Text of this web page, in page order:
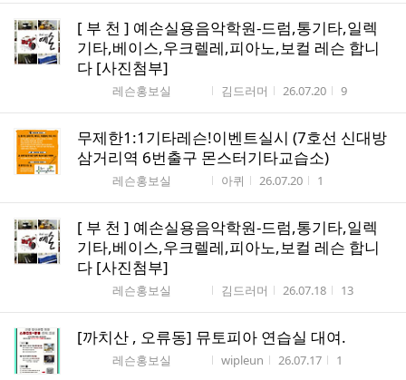
[ 부 천 ] 예손실용음악학원-드럼,통기타,일렉
기타,베이스,우크렐레,피아노,보컬 레슨 합니
다 [사진첨부]
게시판명
레슨홍보실 작성자
김드러머 작성시간
26.07.20 조회수
9
무제한1:1기타레슨!이벤트실시 (7호선 신대방
삼거리역 6번출구 몬스터기타교습소)
게시판명
레슨홍보실 작성자
아퀴 작성시간
26.07.20 조회수
1
[ 부 천 ] 예손실용음악학원-드럼,통기타,일렉
기타,베이스,우크렐레,피아노,보컬 레슨 합니
다 [사진첨부]
게시판명
레슨홍보실 작성자
김드러머 작성시간
26.07.18 조회수
13
[까치산 , 오류동] 뮤토피아 연습실 대여.
게시판명
레슨홍보실 작성자
wipleun 작성시간
26.07.17 조회수
1